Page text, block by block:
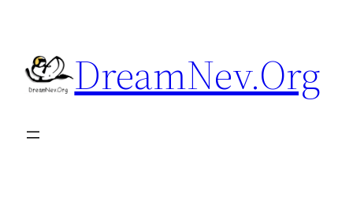
contenu
DreamNev.Org